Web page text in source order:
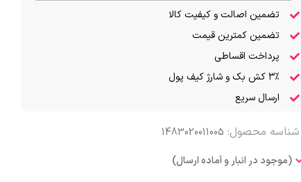
تضمین اصالت و کیفیت کالا
تضمین کمترین قیمت
پرداخت اقساطی
۳٪ کش بک و شارژ کیف پول
ارسال سریع
شناسه محصول: 1483020011005
(موجود در انبار و آماده ارسال)